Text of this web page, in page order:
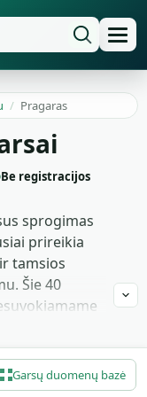
/ Pragaras
Be registracijos
sprogimas
prireikia
tamsios
Šie 40
kalbomis,
tiek skolingi
Bitų sparta
Garsų duomenų bazė